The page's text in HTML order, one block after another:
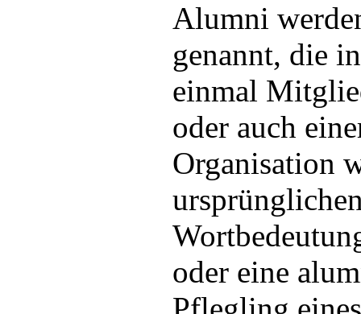
Alumni
genannt, die
einmal
oder auch
Organisation
oder eine